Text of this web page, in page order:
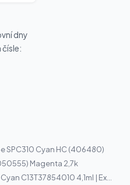
dny
SPC310 Cyan HC (406480)
Magenta 2,7k